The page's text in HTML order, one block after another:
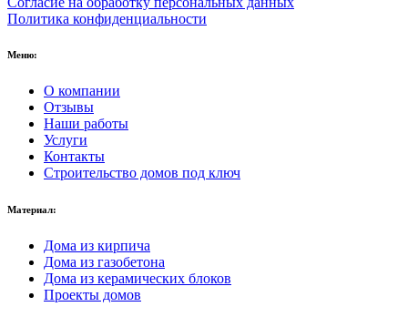
Политика конфиденциальности
Меню:
О компании
Отзывы
Наши работы
Услуги
Контакты
Строительство домов под ключ
Материал:
Дома из кирпича
Дома из газобетона
Дома из керамических блоков
Проекты домов